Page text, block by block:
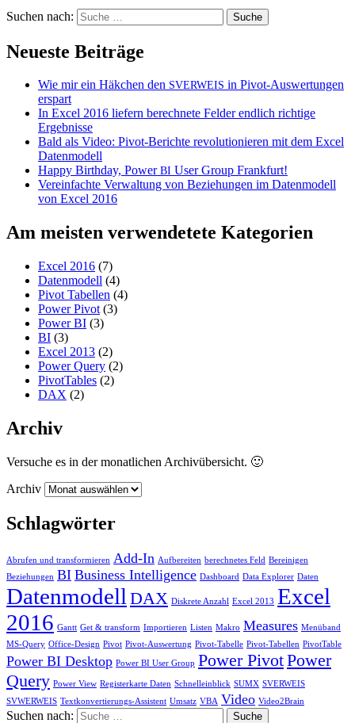
Suchen nach:
Neueste Beiträge
Wie mir ein Häkchen den SVERWEIS in Pivot-Auswertungen
erspart
In Excel 2016 liefern berechnete Felder endlich richtige
Ergebnisse
Bald als Video: Pivot-Berichte revolutionieren mit dem Excel
Datenmodell
Happy Birthday, PowerBI User Group Frankfurt!
Vereinfachte Verwaltung von Beziehungen im Datenmodell
von Excel 2016
Am meisten verwendetete Kategorien
Excel 2016 (7)
Datenmodell (4)
Pivot Tabellen (4)
Power Pivot (3)
Power BI (3)
BI (3)
Excel 2013 (2)
Power Query (2)
PivotTables (2)
DAX (2)
Archiv
Versuche es in der monatlichen Archivübersicht. 🙂
Archiv
Schlagwörter
Abrufen und transformieren Add-In Aufbereiten berechnetes Feld Bereinigen
Beziehungen BI Business Intelligence Dashboard Data Explorer Daten
Datenmodell DAX Diskrete Anzahl Excel 2013 Excel
2016 Gantt Get & transform Importieren Listen Makro Measures Menüband
MS-Query Office-Design Pivot Pivot-Auswertung Pivot-Tabelle Pivot-Tabellen PivotTable
Power BI Desktop Power BI User Group Power PivotPower
Query Power View Registerkarte Daten Schnelleinblick SUMX SVERWEIS
SVWERWEIS Textkonvertierungs-Assistent Umsatz VBA Video Video2Brain
Suchen nach: